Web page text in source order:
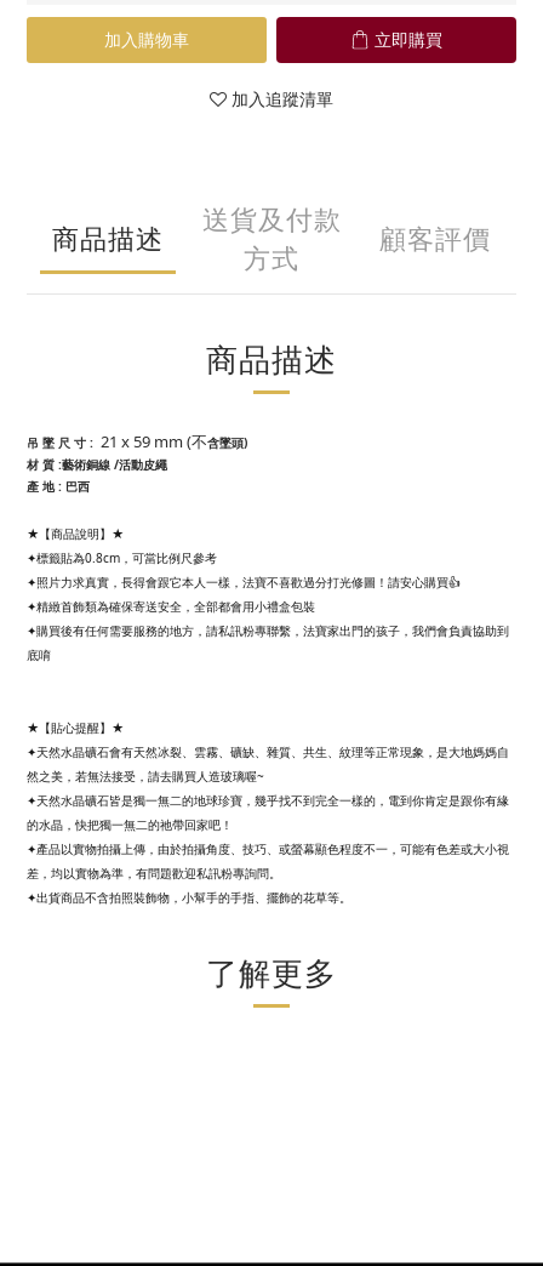
加入購物車 立即購買
加入追蹤清單
商品描述
送貨及付款
方式
顧客評價
商品描述
吊 墜 尺 寸 : 21 x 59 mm (不含墜頭)
材 質 :藝術銅線 /活動皮繩
產 地: 巴西
★【商品說明】★
✦標籤貼為0.8cm，可當比例尺參考
✦照片力求真實，長得會跟它本人一樣，法寶不喜歡過分打光修圖！請安心購買👍
✦精緻首飾類為確保寄送安全，全部都會用小禮盒包裝
✦購買後有任何需要服務的地方，請私訊粉專聯繫，法寶家出門的孩子，我們會負責協助到
底唷
★【貼心提醒】★
✦天然水晶礦石會有天然冰裂、雲霧、礦缺、雜質、共生、紋理等正常現象，是大地媽媽自
然之美，若無法接受，請去購買人造玻璃喔~
✦天然水晶礦石皆是獨一無二的地球珍寶，幾乎找不到完全一樣的，電到你肯定是跟你有緣
的水晶，快把獨一無二的祂帶回家吧！
✦產品以實物拍攝上傳，由於拍攝角度、技巧、或螢幕顯色程度不一，可能有色差或大小視
差，均以實物為準，有問題歡迎私訊粉專詢問。
✦出貨商品不含拍照裝飾物，小幫手的手指、擺飾的花草等。
了解更多